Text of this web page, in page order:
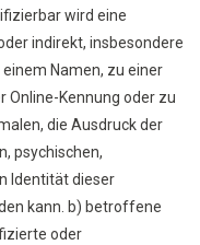
wird eine
indirekt, insbesondere
Namen, zu einer
Online-Kennung oder zu
die Ausdruck der
psychischen,
Identität dieser
kann. b) betroffene
oder